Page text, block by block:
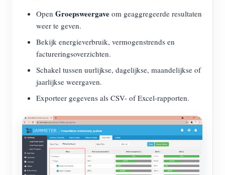
Open Groepsweergave om geaggregeerde resultaten
weer te geven.
Bekijk energieverbruik, vermogenstrends en
factureringsoverzichten.
Schakel tussen uurlijkse, dagelijkse, maandelijkse of
jaarlijkse weergaven.
Exporteer gegevens als CSV- of Excel-rapporten.